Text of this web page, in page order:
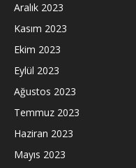
Aralık 2023
Kasım 2023
Ekim 2023
Eylül 2023
Ağustos 2023
Temmuz 2023
Haziran 2023
Mayıs 2023